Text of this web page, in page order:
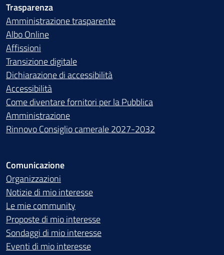
Trasparenza
Amministrazione trasparente
Albo Online
Affissioni
Transizione digitale
Dichiarazione di accessibilità
Accessibilità
Come diventare fornitori per la Pubblica
Amministrazione
Rinnovo Consiglio camerale 2027-2032
Comunicazione
Organizzazioni
Notizie di mio interesse
Le mie community
Proposte di mio interesse
Sondaggi di mio interesse
Eventi di mio interesse